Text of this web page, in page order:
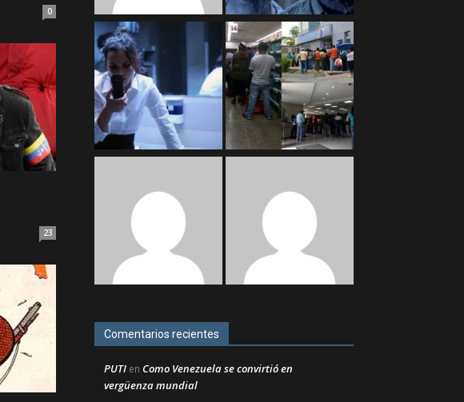
0
23
Comentarios recientes
PUTI en Como Venezuela se convirtió en
vergüenza mundial